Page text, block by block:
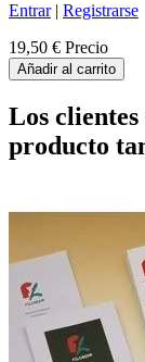
Entrar| Registrarse
19,50 € Precio
Añadir al carrito
Los
producto